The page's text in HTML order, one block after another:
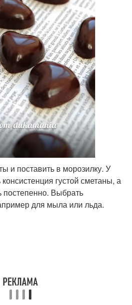
и поставить в морозилку. У
густой сметаны, а
постепенно. Выбрать
для мыла или льда.